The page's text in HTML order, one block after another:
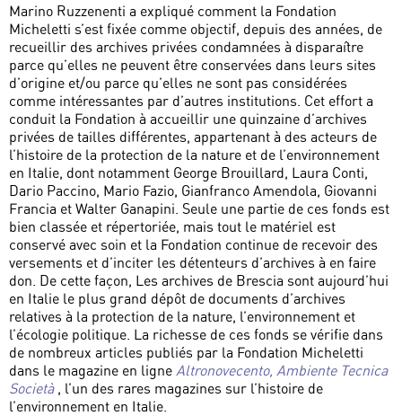
Marino Ruzzenenti a expliqué comment la Fondation
Micheletti s’est fixée comme objectif, depuis des années, de
recueillir des archives privées condamnées à disparaître
parce qu’elles ne peuvent être conservées dans leurs sites
d’origine et/ou parce qu’elles ne sont pas considérées
comme intéressantes par d’autres institutions. Cet effort a
conduit la Fondation à accueillir une quinzaine d’archives
privées de tailles différentes, appartenant à des acteurs de
l’histoire de la protection de la nature et de l’environnement
en Italie, dont notamment George Brouillard, Laura Conti,
Dario Paccino, Mario Fazio, Gianfranco Amendola, Giovanni
Francia et Walter Ganapini. Seule une partie de ces fonds est
bien classée et répertoriée, mais tout le matériel est
conservé avec soin et la Fondation continue de recevoir des
versements et d’inciter les détenteurs d’archives à en faire
don. De cette façon, Les archives de Brescia sont aujourd’hui
en Italie le plus grand dépôt de documents d’archives
relatives à la protection de la nature, l’environnement et
l’écologie politique. La richesse de ces fonds se vérifie dans
de nombreux articles publiés par la Fondation Micheletti
dans le magazine en ligne Altronovecento, Ambiente Tecnica
Società , l’un des rares magazines sur l’histoire de
l’environnement en Italie.